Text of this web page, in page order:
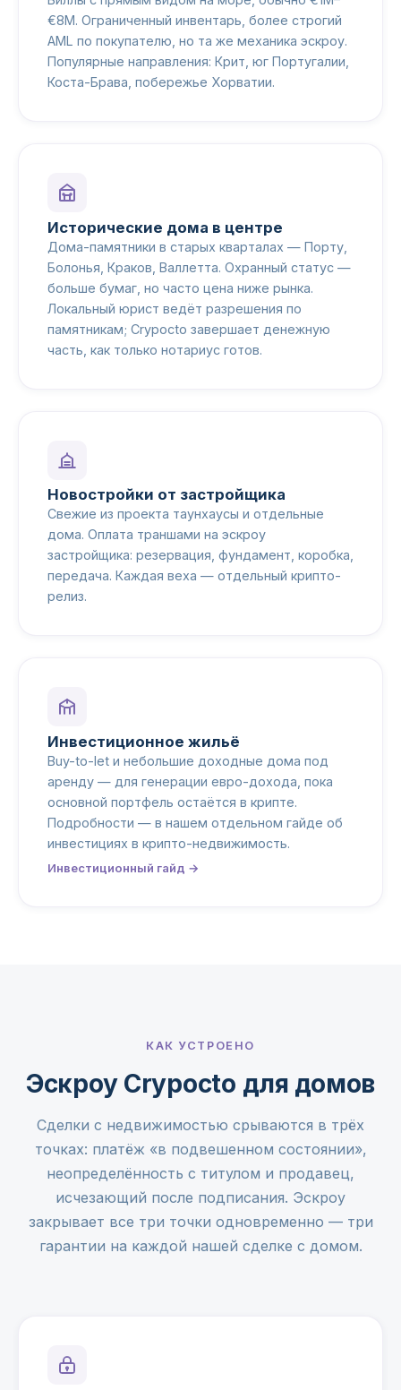
€8M. Ограниченный инвентарь, более строгий
AML по покупателю, но та же механика эскроу.
Популярные направления: Крит, юг Португалии,
Коста-Брава, побережье Хорватии.
Исторические дома в центре
Дома-памятники в старых кварталах — Порту,
Болонья, Краков, Валлетта. Охранный статус —
больше бумаг, но часто цена ниже рынка.
Локальный юрист ведёт разрешения по
памятникам; Crypocto завершает денежную
часть, как только нотариус готов.
Новостройки от застройщика
Свежие из проекта таунхаусы и отдельные
дома. Оплата траншами на эскроу
застройщика: резервация, фундамент, коробка,
передача. Каждая веха — отдельный крипто-
релиз.
Инвестиционное жильё
Buy-to-let и небольшие доходные дома под
аренду — для генерации евро-дохода, пока
основной портфель остаётся в крипте.
Подробности — в нашем отдельном гайде об
инвестициях в крипто-недвижимость.
Инвестиционный гайд →
КАК УСТРОЕНО
Эскроу Crypocto для домов
Сделки с недвижимостью срываются в трёх
точках: платёж «в подвешенном состоянии»,
неопределённость с титулом и продавец,
исчезающий после подписания. Эскроу
закрывает все три точки одновременно — три
гарантии на каждой нашей сделке с домом.